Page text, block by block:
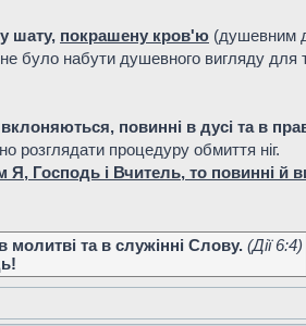
шату, покрашену кров'ю (душевним
було набути душевного вигляду для
повинні в дусі та в
розглядати процедуру обмиття ніг.
Я, Господь і Вчитель, то повинні й
та в служінні Слову. (Дiї 6:4)